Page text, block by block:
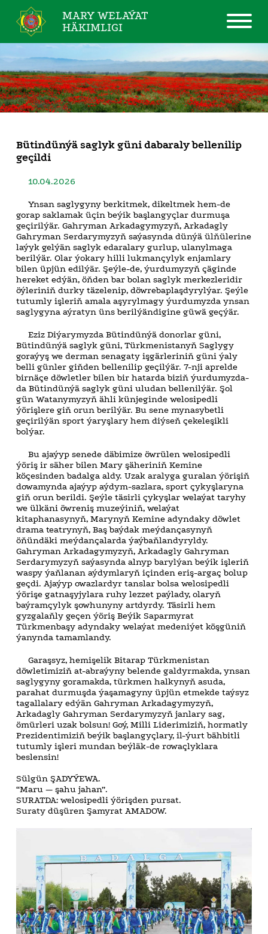
MARY WELAÝAT
HÄKIMLIGI
Bütindünýä saglyk güni dabaraly bellenilip
geçildi
10.04.2026
Ynsan saglygyny berkitmek, dikeltmek hem-de
gorap saklamak üçin beýik başlangyçlar durmuşa
geçirilýär. Gahryman Arkadagymyzyň, Arkadagly
Gahryman Serdarymyzyň saýasynda dünýä ülňülerine
laýyk gelýän saglyk edaralary gurlup, ulanylmaga
berilýär. Olar ýokary hilli lukmançylyk enjamlary
bilen üpjün edilýär. Şeýle-de, ýurdumyzyň çäginde
hereket edýän, öňden bar bolan saglyk merkezleridir
öýleriniň durky täzelenip, döwrebaplaşdyrylýar. Şeýle
tutumly işleriň amala aşyrylmagy ýurdumyzda ynsan
saglygyna aýratyn üns berilýändigine güwä geçýär.
Eziz Diýarymyzda Bütindünýä donorlar güni,
Bütindünýä saglyk güni, Türkmenistanyň Saglygy
goraýyş we derman senagaty işgärleriniň güni ýaly
belli günler giňden bellenilip geçilýär. 7-nji aprelde
birnäçe döwletler bilen bir hatarda biziň ýurdumyzda-
da Bütindünýä saglyk güni uludan bellenilýär. Şol
gün Watanymyzyň ähli künjeginde welosipedli
ýörişlere giň orun berilýär. Bu sene mynasybetli
geçirilýän sport ýaryşlary hem diýseň çekeleşikli
bolýar.
Bu ajaýyp senede däbimize öwrülen welosipedli
ýöriş ir säher bilen Mary şäheriniň Kemine
köçesinden badalga aldy. Uzak aralyga guralan ýörişiň
dowamynda ajaýyp aýdym-sazlara, sport çykyşlaryna
giň orun berildi. Şeýle täsirli çykyşlar welaýat taryhy
we ülkäni öwreniş muzeýiniň, welaýat
kitaphanasynyň, Marynyň Kemine adyndaky döwlet
drama teatrynyň, Baş baýdak meýdançasynyň
öňündäki meýdançalarda ýaýbaňlandyryldy.
Gahryman Arkadagymyzyň, Arkadagly Gahryman
Serdarymyzyň saýasynda alnyp barylýan beýik işleriň
waspy ýaňlanan aýdymlaryň içinden eriş-argaç bolup
geçdi. Ajaýyp owazlardyr tanslar bolsa welosipedli
ýörişe gatnaşyjylara ruhy lezzet paýlady, olaryň
baýramçylyk şowhunyny artdyrdy. Täsirli hem
gyzgalaňly geçen ýöriş Beýik Saparmyrat
Türkmenbaşy adyndaky welaýat medeniýet köşgüniň
ýanynda tamamlandy.
Garaşsyz, hemişelik Bitarap Türkmenistan
döwletimiziň at-abraýyny belende galdyrmakda, ynsan
saglygyny goramakda, türkmen halkynyň asuda,
parahat durmuşda ýaşamagyny üpjün etmekde taýsyz
tagallalary edýän Gahryman Arkadagymyzyň,
Arkadagly Gahryman Serdarymyzyň janlary sag,
ömürleri uzak bolsun! Goý, Milli Liderimiziň, hormatly
Prezidentimiziň beýik başlangyçlary, il-ýurt bähbitli
tutumly işleri mundan beýläk-de rowaçlyklara
beslensin!
Sülgün ŞADYÝEWA.
“Maru — şahu jahan”.
SURATDA: welosipedli ýörişden pursat.
Suraty düşüren Şamyrat AMADOW.